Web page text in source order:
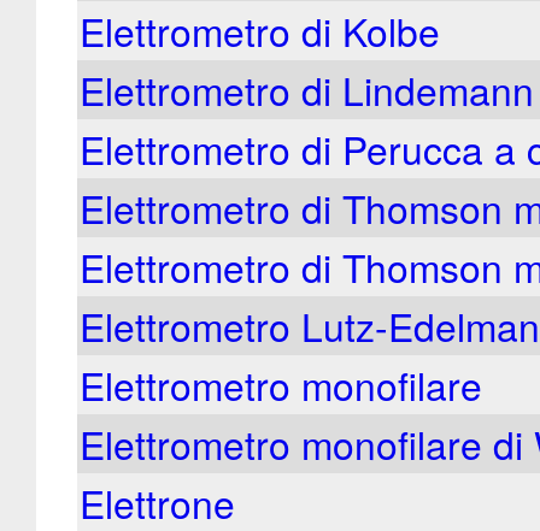
Elettrometro di Kolbe
Elettrometro di Lindemann
Elettrometro di Perucca a
Elettrometro di Thomson
Elettrometro di Thomson
Elettrometro Lutz-
Elettrometro monofilare
Elettrometro monofilare di
Elettrone